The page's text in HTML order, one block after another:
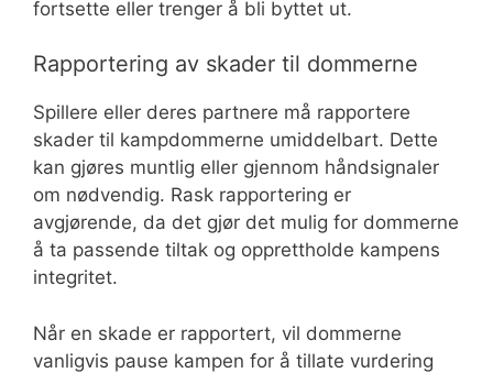
fortsette eller trenger å bli byttet ut.
Rapportering av skader til dommerne
Spillere eller deres partnere må rapportere
skader til kampdommerne umiddelbart. Dette
kan gjøres muntlig eller gjennom håndsignaler
om nødvendig. Rask rapportering er
avgjørende, da det gjør det mulig for dommerne
å ta passende tiltak og opprettholde kampens
integritet.
Når en skade er rapportert, vil dommerne
vanligvis pause kampen for å tillate vurdering